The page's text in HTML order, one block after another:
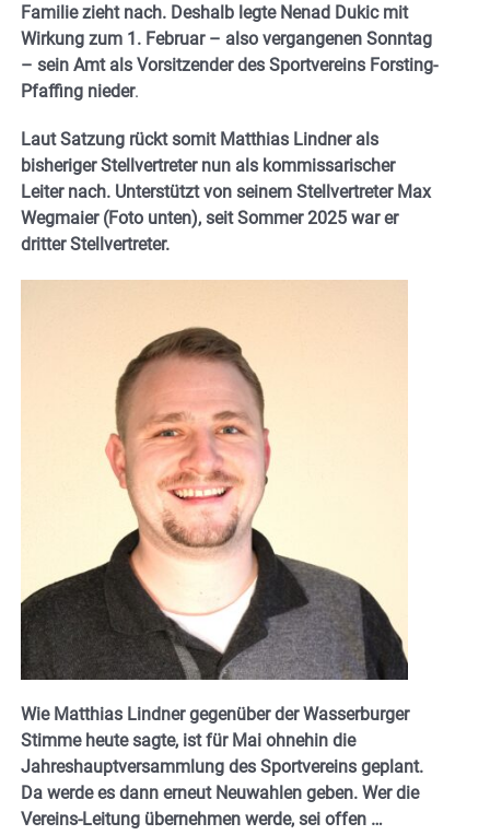
Familie zieht nach. Deshalb legte Nenad Dukic mit
Wirkung zum 1. Februar – also vergangenen Sonntag
– sein Amt als Vorsitzender des Sportvereins Forsting-
Pfaffing nieder.
Laut Satzung rückt somit Matthias Lindner als
bisheriger Stellvertreter nun als kommissarischer
Leiter nach. Unterstützt von seinem Stellvertreter Max
Wegmaier (Foto unten), seit Sommer 2025 war er
dritter Stellvertreter.
Wie Matthias Lindner gegenüber der Wasserburger
Stimme heute sagte, ist für Mai ohnehin die
Jahreshauptversammlung des Sportvereins geplant.
Da werde es dann erneut Neuwahlen geben. Wer die
Vereins-Leitung übernehmen werde, sei offen …